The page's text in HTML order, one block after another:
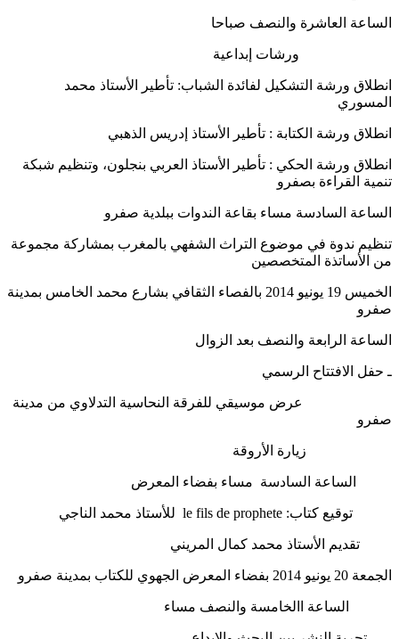
الساعة العاشرة والنصف صباحا
ورشات إبداعية
انطلاق ورشة التشكيل لفائدة الشباب: تأطير الأستاذ محمد
المسوري
انطلاق ورشة الكتابة : تأطير الأستاذ إدريس الذهبي
انطلاق ورشة الحكي : تأطير الأستاذ العربي بنجلون، وتنظيم شبكة
تنمية القراءة بصفرو
الساعة السادسة مساء بقاعة الندوات ببلدية صفرو
تنظيم ندوة في موضوع التراث الشفهي بالمغرب بمشاركة مجموعة
من الأساتذة المتخصصين
الخميس 19 يونيو 2014 بالفصاء الثقافي بشارع محمد الخامس بمدينة
صفرو
الساعة الرابعة والنصف بعد الزوال
ـ حفل الافتتاح الرسمي
عرض موسيقي للفرقة النحاسية التدلاوي من مدينة
صفرو
زيارة الأروقة
الساعة السادسة مساء بفضاء المعرض
توقيع كتاب: le fils de prophete للأستاذ محمد الناجي
تقديم الأستاذ محمد كمال المريني
الجمعة 20 يونيو 2014 بفضاء المعرض الجهوي للكتاب بمدينة صفرو
الساعة االخامسة والنصف مساء